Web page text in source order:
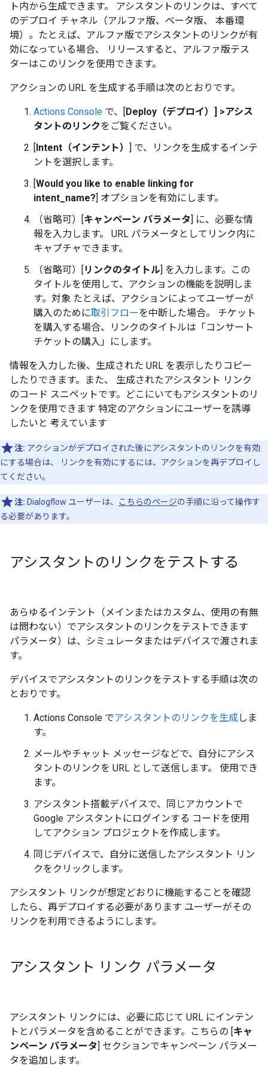
ト内から生成できます。 アシスタントのリンクは、すべて
のデプロイ チャネル（アルファ版、ベータ版、 本番環
境）。たとえば、アルファ版でアシスタントのリンクが有
効になっている場合、 リリースすると、アルファ版テス
ターはこのリンクを使用できます。
アクションの URL を生成する手順は次のとおりです。
Actions Console で、[Deploy（デプロイ）] >アシス
タントのリンクをご覧ください。
[Intent（インテント） ] で、リンクを生成するインテ
ントを選択します。
[Would you like to enable linking for
intent_name?] オプションを有効にします。
（省略可）[キャンペーン パラメータ] に、必要な情
報を入力します。 URL パラメータとしてリンク内に
キャプチャできます。
（省略可）[リンクのタイトル] を入力します。この
タイトルを使用して、アクションの機能を説明しま
す。対象 たとえば、アクションによってユーザーが
購入のために取引フローを中断した場合。 チケット
を購入する場合、リンクのタイトルは「コンサート
チケットの購入」にします。
情報を入力した後、生成された URL を表示したりコピー
したりできます。また、 生成されたアシスタント リンク
のコード スニペットです。どこにいてもアシスタントのリ
ンクを使用できます 特定のアクションにユーザーを誘導
したいと 考えています
注: アクションがデプロイされた後にアシスタントのリンクを有効
にする場合は、 リンクを有効にするには、アクションを再デプロイし
てください。
注: Dialogflow ユーザーは、 こちらのページの手順に沿って操作す
る必要があります。
アシスタントのリンクをテストする
あらゆるインテント（メインまたはカスタム、使用の有無
は問わない）でアシスタントのリンクをテストできます
パラメータ）は、シミュレータまたはデバイスで渡されま
す。
デバイスでアシスタントのリンクをテストする手順は次の
とおりです。
Actions Console でアシスタントのリンクを生成しま
す。
メールやチャット メッセージなどで、自分にアシス
タントのリンクを URL として送信します。 使用でき
ます。
アシスタント搭載デバイスで、同じアカウントで
Google アシスタントにログインする コードを使用
してアクション プロジェクトを作成します。
同じデバイスで、自分に送信したアシスタント リン
クをクリックします。
アシスタント リンクが想定どおりに機能することを確認
したら、再デプロイする必要があります ユーザーがその
リンクを利用できるようにします。
アシスタント リンク パラメータ
アシスタント リンクには、必要に応じて URL にインテン
トとパラメータを含めることができます。こちらの [キャ
ンペーン パラメータ] セクションでキャンペーン パラメー
タを追加します。